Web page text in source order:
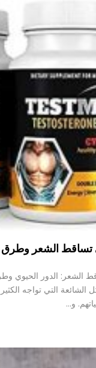
تساقط الشعر وطرق
الشعر: الدور الحيوي
التي تواجه
و…